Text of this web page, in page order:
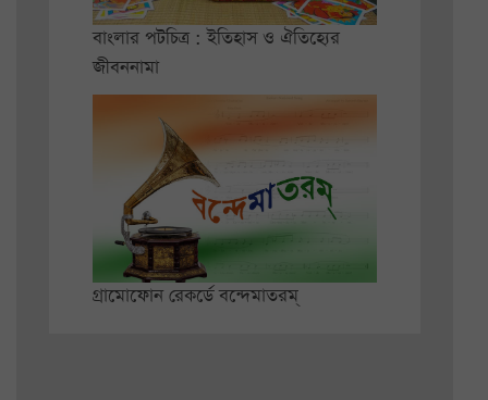
বাংলার পটচিত্র : ইতিহাস ও ঐতিহ্যের
জীবননামা
গ্রামোফোন রেকর্ডে বন্দেমাতরম্